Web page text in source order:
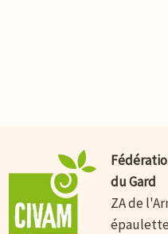
du Gard
ZA de